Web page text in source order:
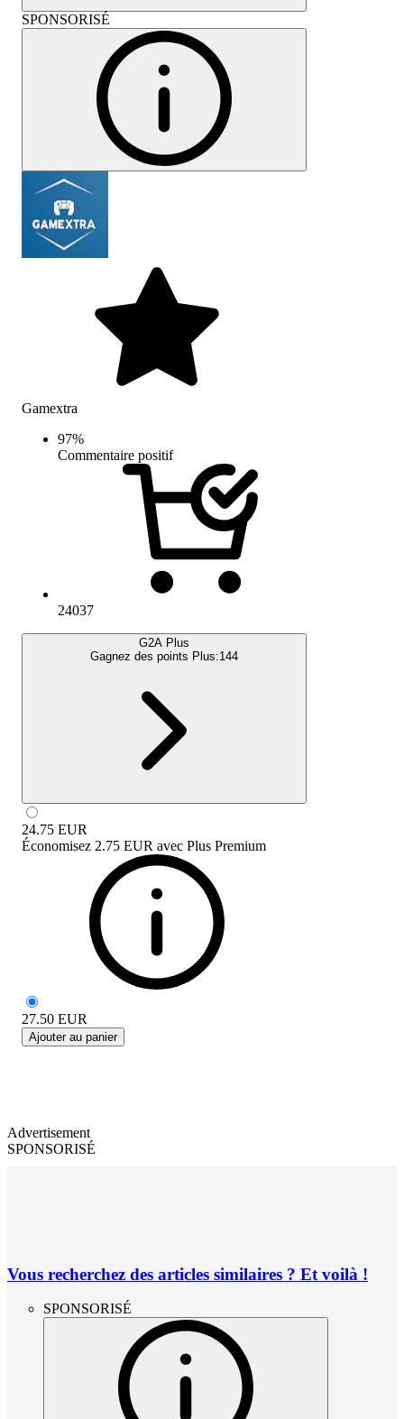
SPONSORISÉ
Gamextra
97%
Commentaire positif
24037
G2A Plus
Gagnez des points Plus:144
24.75 EUR
Économisez 2.75 EUR avec Plus Premium
27.50 EUR
Ajouter au panier
Advertisement
SPONSORISÉ
Vous recherchez des articles similaires ? Et voilà !
SPONSORISÉ